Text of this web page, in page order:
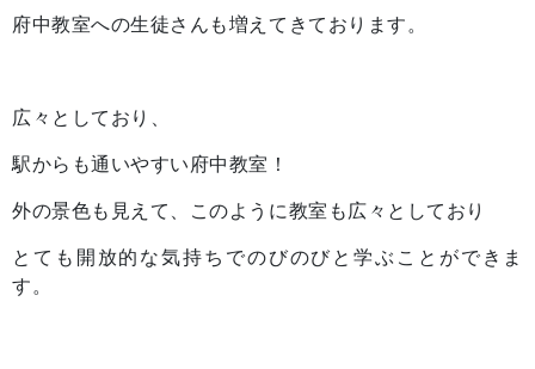
府中教室への生徒さんも増えてきております。
広々としており、
駅からも通いやすい府中教室！
外の景色も見えて、このように教室も広々としており
とても開放的な気持ちでのびのびと学ぶことができま
す。